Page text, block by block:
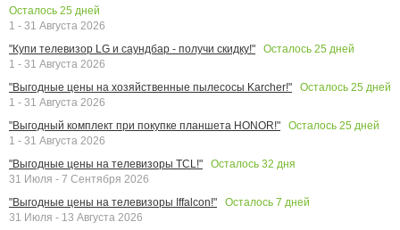
Осталось 25 дней
1 - 31 Августа 2026
"Купи телевизор LG и саундбар - получи скидку!"
Осталось 25 дней
1 - 31 Августа 2026
"Выгодные цены на хозяйственные пылесосы Karcher!"
Осталось 25 дней
1 - 31 Августа 2026
"Выгодный комплект при покупке планшета HONOR!"
Осталось 25 дней
1 - 31 Августа 2026
"Выгодные цены на телевизоры TCL!"
Осталось 32 дня
31 Июля - 7 Сентября 2026
"Выгодные цены на телевизоры Iffalcon!"
Осталось 7 дней
31 Июля - 13 Августа 2026